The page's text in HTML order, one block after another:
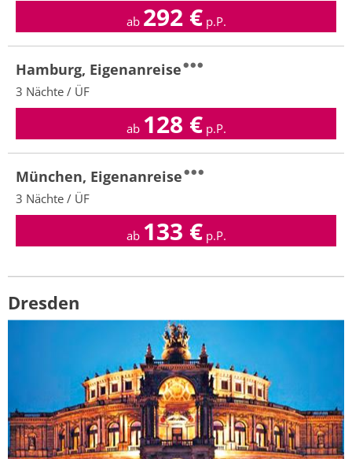
ab 292€ p.P.
Hamburg, Eigenanreise
3 Nächte / ÜF
ab 128 € p.P.
München, Eigenanreise
3 Nächte / ÜF
ab 133 € p.P.
Dresden